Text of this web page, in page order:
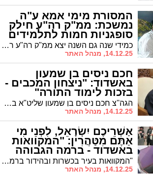
המסורת מימי אמא ע"ה
נמשכת: ממ"ק רה"ע חילק
סופגניות חמות לתלמידים
כמידי שנה גם השנה יצא ממ"ק רה"ע ר' אבי אמסלם לחלק סופגניות בבתי הספר: "ממשיך את המסורת של אמא ע"ה"
14.12.25, מנהל האתר
חכם ניסים בן שמעון
באשדוד: "ניצחון המכבים -
בזכות לימוד התורה"
הגה''צ חכם ניסים בן שמעון שליט"א בכולל להוראה "תורה לשמה" חיזק את האברכים בשיעור הלכתי ודברי חיזוק והתעוררות לנוכח הגזרות הקשות נגד לומדי התורה
14.12.25, מנהל האתר
אַשְׁרֵיכֶם יִשְׂרָאֵל, לִפְנֵי מִי
אַתֶּם מִטַּהֲרִין: "המקוואות
באשדוד - ברמה הגבוהה
ביותר" (וידאו) "המקוואות בעיר בכשרות ובהידור ברמה גבוהה" - כך סיכמו קבוצת רבנים שהוכשרו להלכות ובניית מקוואות ע"י מכון "קודשא" בשיתוף ארגון 'אבני שהם' || הרבנים נחשפו למערכות ודנו בסוגיות ההלכתיות והטכניות, בליווי רבני ההלכה והפיקוח המקומי יחד עם הרב עובדיה דהן יו"ר המועצה הדתית
14.12.25, מנהל האתר